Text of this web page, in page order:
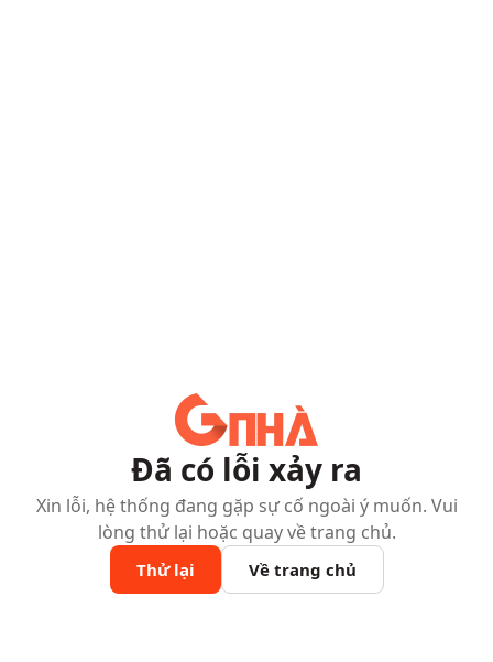
Đã có lỗi xảy ra
Xin lỗi, hệ thống đang gặp sự cố ngoài ý muốn. Vui
lòng thử lại hoặc quay về trang chủ.
Thử lại Về trang chủ